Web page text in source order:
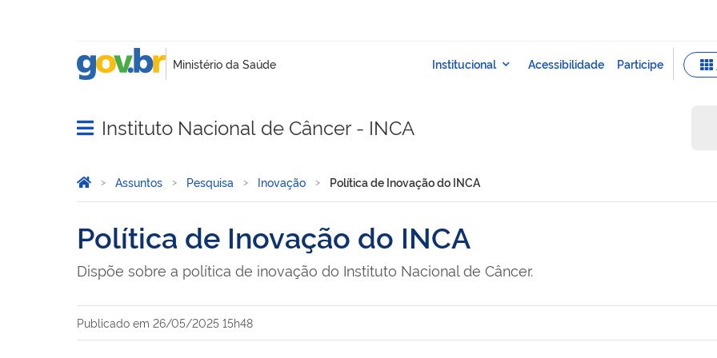
Abrir menu principal de navegação
Instituto Nacional de Câncer - INCA
Você está aqui:
Página Inicial
Assuntos Pesquisa Inovação Política de Inovação do INCA
Política de Inovação do INCA
Dispõe sobre a política de inovação do Instituto Nacional de Câncer.
Publicado em 26/05/2025 15h48